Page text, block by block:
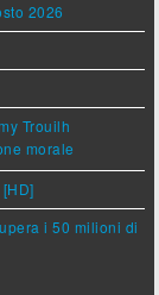
2026
Trouilh
morale
i 50 milioni di